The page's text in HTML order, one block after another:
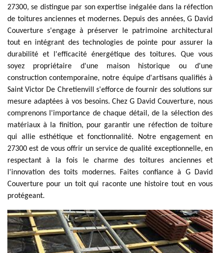
27300, se distingue par son expertise inégalée dans la réfection
de toitures anciennes et modernes. Depuis des années, G David
Couverture s'engage à préserver le patrimoine architectural
tout en intégrant des technologies de pointe pour assurer la
durabilité et l'efficacité énergétique des toitures. Que vous
soyez propriétaire d'une maison historique ou d'une
construction contemporaine, notre équipe d'artisans qualifiés à
Saint Victor De Chretienvill s'efforce de fournir des solutions sur
mesure adaptées à vos besoins. Chez G David Couverture, nous
comprenons l'importance de chaque détail, de la sélection des
matériaux à la finition, pour garantir une réfection de toiture
qui allie esthétique et fonctionnalité. Notre engagement en
27300 est de vous offrir un service de qualité exceptionnelle, en
respectant à la fois le charme des toitures anciennes et
l'innovation des toits modernes. Faites confiance à G David
Couverture pour un toit qui raconte une histoire tout en vous
protégeant.